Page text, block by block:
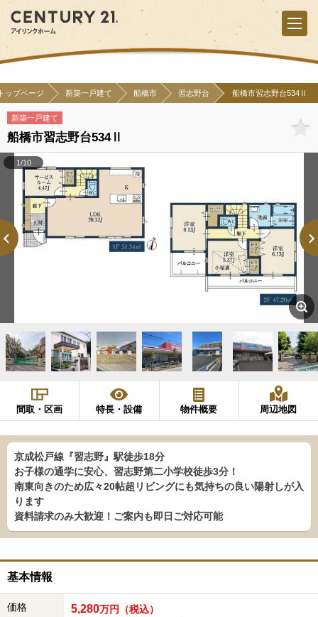
ップページ 新築一戸建て 船橋市 習志野台 船橋市習志野台534Ⅱ
新築一戸建て
船橋市習志野台534Ⅱ
1/10
間取・区画 特長・設備 物件概要 周辺地図
京成松戸線『習志野』駅徒歩18分
お子様の通学に安心、習志野第二小学校徒歩3分！
南東向きのため広々20帖超リビングにも気持ちの良い陽射しが入
ります
資料請求のみ大歓迎！ご案内も即日ご対応可能
基本情報
価格 5,280万円（税込）